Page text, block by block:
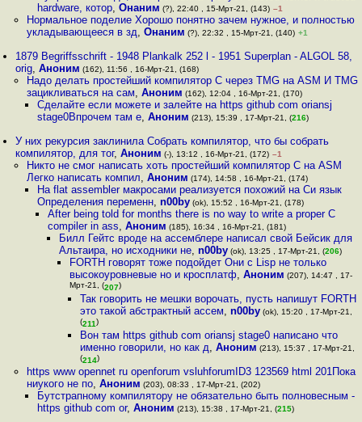
hardware, котор, Онаним (?), 22:40 , 15-Мрт-21, (143) –1
Нормальное поделие Хорошо понятно зачем нужное, и полностью
укладывающееся в зд, Онаним (?), 22:32 , 15-Мрт-21, (140) +1
1879 Begriffsschrift - 1948 Plankalk 252 l - 1951 Superplan - ALGOL 58,
orig,Аноним (162), 11:56 , 16-Мрт-21, (168)
Надо делать простейший компилятор C через TMG на ASM И TMG
зацикливаться на сам, Аноним (162), 12:04 , 16-Мрт-21, (170)
Сделайте если можете и залейте на https github com oriansj
stage0Впрочем там е, Аноним (213), 15:39 , 17-Мрт-21, (216)
У них рекурсия заклинила Собрать компилятор, что бы собрать
компилятор, для тог,Аноним (-), 13:12 , 16-Мрт-21, (172) –1
Никто не смог написать хоть простейший компилятор C на ASM
Легко написать компил, Аноним (174), 14:58 , 16-Мрт-21, (174)
На flat assembler макросами реализуется похожий на Си язык
Определения переменн, n00by(ok), 15:52 , 16-Мрт-21, (178)
After being told for months there is no way to write a proper C
compiler in ass,Аноним (185), 16:34 , 16-Мрт-21, (181)
Билл Гейтс вроде на ассемблере написал свой Бейсик для
Альтаира, но исходники не, n00by(ok), 13:25 , 17-Мрт-21, (206)
FORTH говорят тоже подойдет Они с Lisp не только
высокоуровневые но и кросплатф, Аноним (207), 14:47 , 17-
Мрт-21, (207)
Так говорить не мешки ворочать, пусть напишут FORTH
это такой абстрактный ассем,n00by (ok), 15:20 , 17-Мрт-21,
(211)
Вон там https github com oriansj stage0 написано что
именно говорили, но как д,Аноним (213), 15:37 , 17-Мрт-21,
(214)
https www opennet ru openforum vsluhforumID3 123569 html 201Пока
ниукого не по, Аноним (203), 08:33 , 17-Мрт-21, (202)
Бутстрапному компилятору не обязательно быть полновесным -
https github com or, Аноним (213), 15:38 , 17-Мрт-21, (215)